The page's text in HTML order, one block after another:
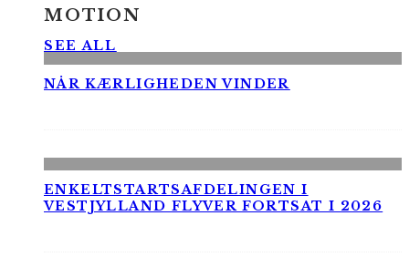
MOTION
SEE ALL
NÅR KÆRLIGHEDEN VINDER
ENKELTSTARTSAFDELINGEN I
VESTJYLLAND FLYVER FORTSAT I 2026